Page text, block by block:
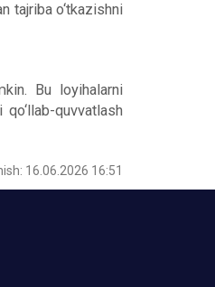
tajriba o‘tkazishni
Bu loyihalarni
quvvatlash
16.06.2026 16:51